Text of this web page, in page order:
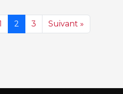
2 3 Suivant »